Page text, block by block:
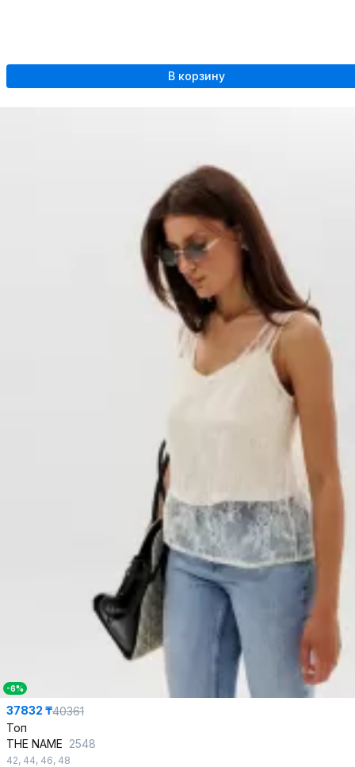
В корзину
-6%
37832 ₸40361
Топ
THE NAME 2548
42, 44, 46, 48